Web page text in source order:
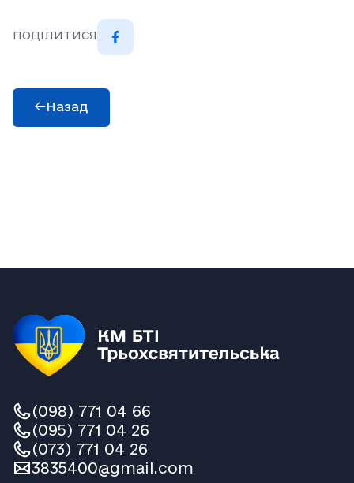
ПОДІЛИТИСЯ
Назад
(098) 771 04 66
(095) 771 04 26
(073) 771 04 26
3835400@gmail.com